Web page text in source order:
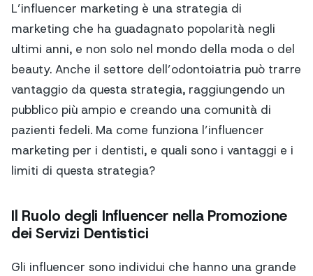
L’influencer marketing è una strategia di
marketing che ha guadagnato popolarità negli
ultimi anni, e non solo nel mondo della moda o del
beauty. Anche il settore dell’odontoiatria può trarre
vantaggio da questa strategia, raggiungendo un
pubblico più ampio e creando una comunità di
pazienti fedeli. Ma come funziona l’influencer
marketing per i dentisti, e quali sono i vantaggi e i
limiti di questa strategia?
Il Ruolo degli Influencer nella Promozione
dei Servizi Dentistici
Gli influencer sono individui che hanno una grande